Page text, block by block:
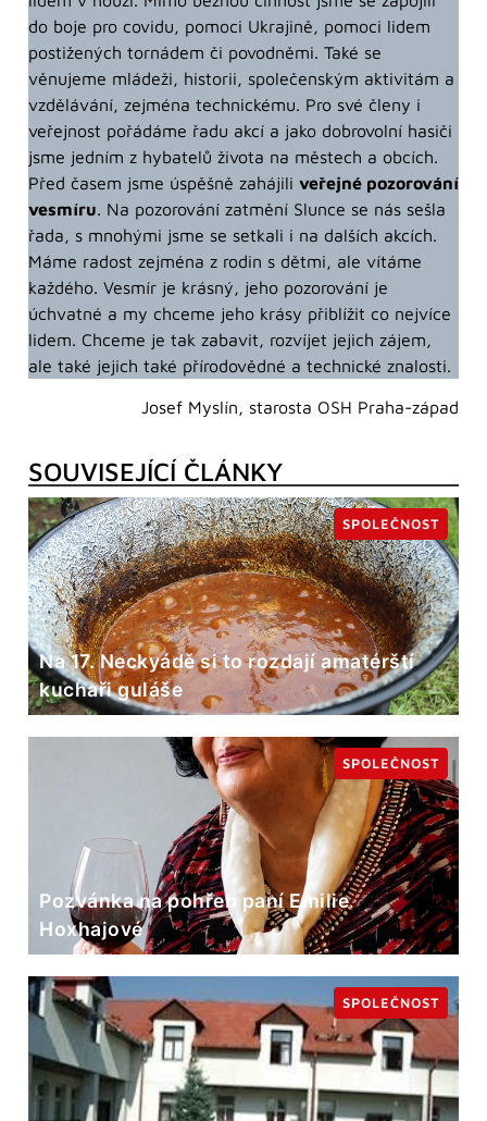
do boje pro covidu, pomoci Ukrajině, pomoci lidem
postižených tornádem či povodněmi. Také se
věnujeme mládeži, historii, společenským aktivitám a
vzdělávání, zejména technickému. Pro své členy i
veřejnost pořádáme řadu akcí a jako dobrovolní hasiči
jsme jedním z hybatelů života na městech a obcích.
Před časem jsme úspěšně zahájili veřejné pozorování
vesmíru. Na pozorování zatmění Slunce se nás sešla
řada, s mnohými jsme se setkali i na dalších akcích.
Máme radost zejména z rodin s dětmi, ale vítáme
každého. Vesmír je krásný, jeho pozorování je
úchvatné a my chceme jeho krásy přiblížit co nejvíce
lidem. Chceme je tak zabavit, rozvíjet jejich zájem,
ale také jejich také přírodovědné a technické znalosti.
Josef Myslín, starosta OSH Praha-západ
SOUVISEJÍCÍ ČLÁNKY
Na 17. Neckyádě si to rozdají amatérští
kuchaři guláše
SPOLEČNOST
Pozvánka na pohřeb paní Emilie
Hoxhajové
SPOLEČNOST
SPOLEČNOST